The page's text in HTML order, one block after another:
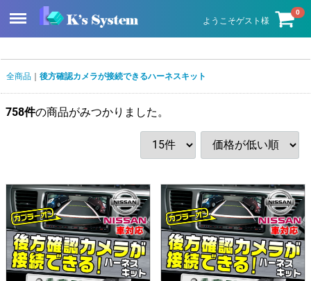
ようこそゲスト様
0
Menu
全商品 後方確認カメラが接続できるハーネスキット
758件の商品がみつかりました。